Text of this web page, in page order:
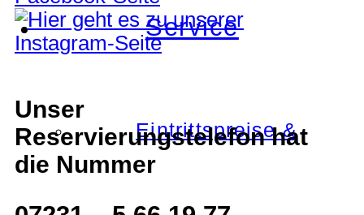
Service
Eintrittspreise &
Unser
Reservierungstelefon hat
die Nummer